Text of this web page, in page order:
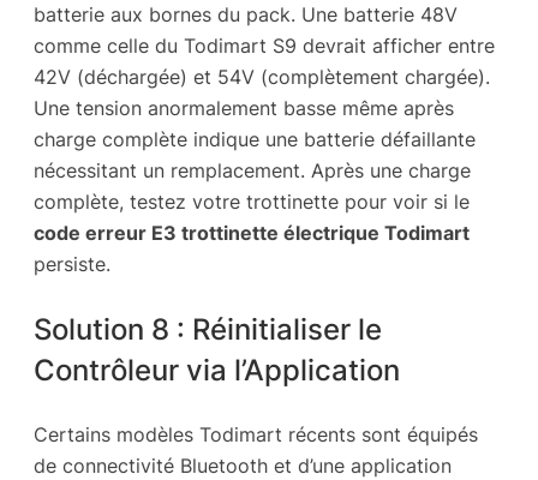
batterie aux bornes du pack. Une batterie 48V
comme celle du Todimart S9 devrait afficher entre
42V (déchargée) et 54V (complètement chargée).
Une tension anormalement basse même après
charge complète indique une batterie défaillante
nécessitant un remplacement. Après une charge
complète, testez votre trottinette pour voir si le
code erreur E3 trottinette électrique Todimart
persiste.
Solution 8 : Réinitialiser le
Contrôleur via l’Application
Certains modèles Todimart récents sont équipés
de connectivité Bluetooth et d’une application